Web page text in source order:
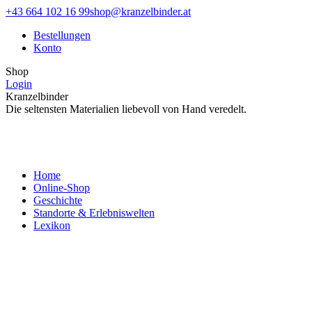
Zum
springen
Facebook
opens
window
Instagram
opens
window
+43 664 102 16 99shop@kranzelbinder.at
Bestellungen
Konto
Shop
Login
Kranzelbinder
Die seltensten Materialien liebevoll von Hand veredelt.
Home
Online-Shop
Geschichte
Standorte & Erlebniswelten
Lexikon